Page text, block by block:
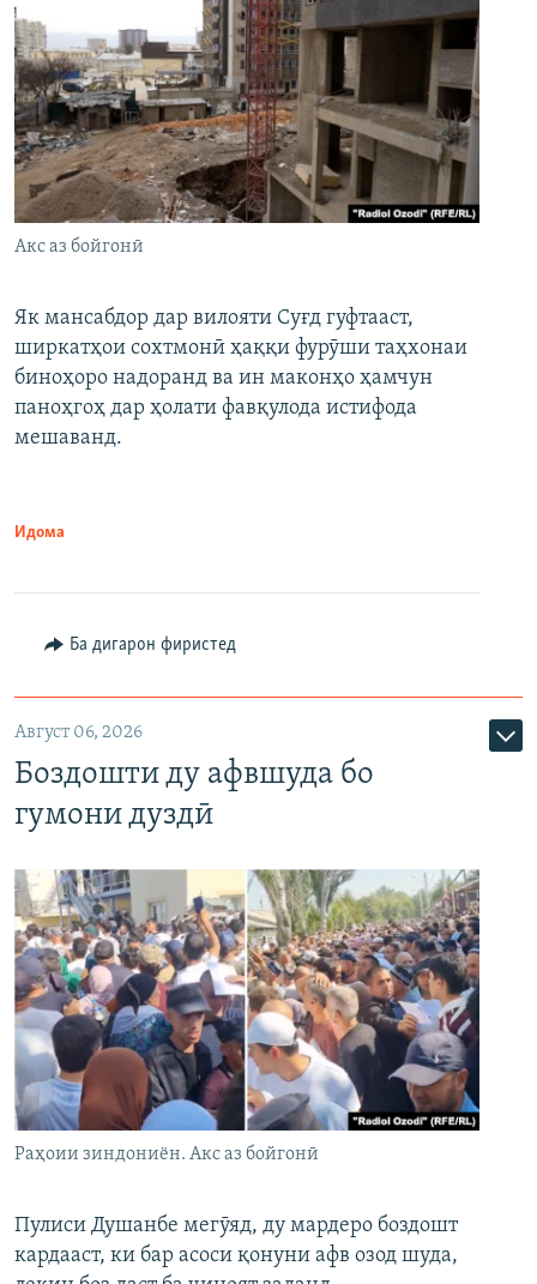
Акс аз бойгонӣ
Як мансабдор дар вилояти Суғд гуфтааст,
ширкатҳои сохтмонӣ ҳаққи фурӯши таҳхонаи
биноҳоро надоранд ва ин маконҳо ҳамчун
паноҳгоҳ дар ҳолати фавқулода истифода
мешаванд.
Идома
Ба дигарон фиристед
Август 06, 2026
Боздошти ду афвшуда бо
гумони дуздӣ
Раҳоии зиндониён. Акс аз бойгонӣ
Пулиси Душанбе мегӯяд, ду мардеро боздошт
кардааст, ки бар асоси қонуни афв озод шуда,